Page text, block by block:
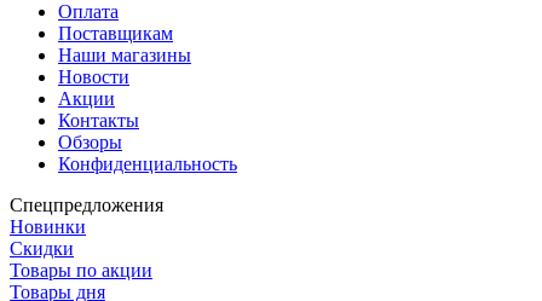
Оплата
Поставщикам
Наши магазины
Новости
Акции
Контакты
Обзоры
Конфиденциальность
Спецпредложения
Новинки
Скидки
Товары по акции
Товары дня